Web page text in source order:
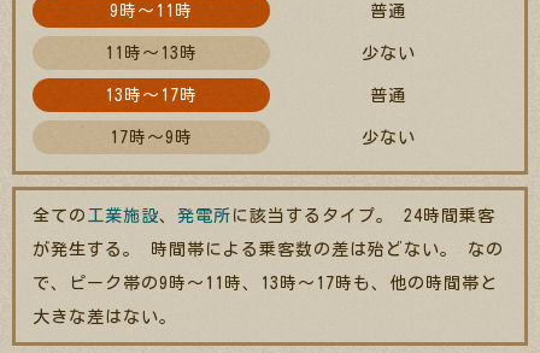
9時～11時 普通
11時～13時 少ない
13時～17時 普通
17時～9時 少ない
全ての 工業施設、発電所 に該当するタイプ。 24時間乗客
が発生する。 時間帯による乗客数の差は殆どない。 なの
で、ピーク帯の9時～11時、13時～17時も、他の時間帯と
大きな差はない。